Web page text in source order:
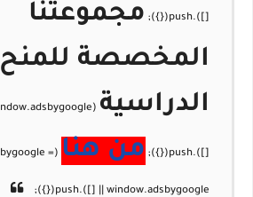
مجموعتنا
المخصصة للمنح
الدراسية
من هنا